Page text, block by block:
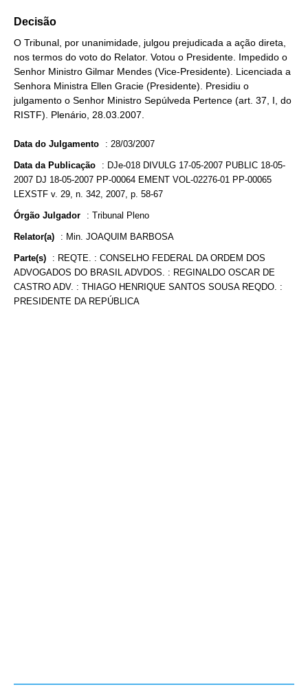
Decisão
O Tribunal, por unanimidade, julgou prejudicada a ação direta,
nos termos do voto do Relator. Votou o Presidente. Impedido o
Senhor Ministro Gilmar Mendes (Vice-Presidente). Licenciada a
Senhora Ministra Ellen Gracie (Presidente). Presidiu o
julgamento o Senhor Ministro Sepúlveda Pertence (art. 37, I, do
RISTF). Plenário, 28.03.2007.
Data do Julgamento : 28/03/2007
Data da Publicação : DJe-018 DIVULG 17-05-2007 PUBLIC 18-05-
2007 DJ 18-05-2007 PP-00064 EMENT VOL-02276-01 PP-00065
LEXSTF v. 29, n. 342, 2007, p. 58-67
Órgão Julgador : Tribunal Pleno
Relator(a) : Min. JOAQUIM BARBOSA
Parte(s) : REQTE. : CONSELHO FEDERAL DA ORDEM DOS
ADVOGADOS DO BRASIL ADVDOS. : REGINALDO OSCAR DE
CASTRO ADV. : THIAGO HENRIQUE SANTOS SOUSA REQDO. :
PRESIDENTE DA REPÚBLICA